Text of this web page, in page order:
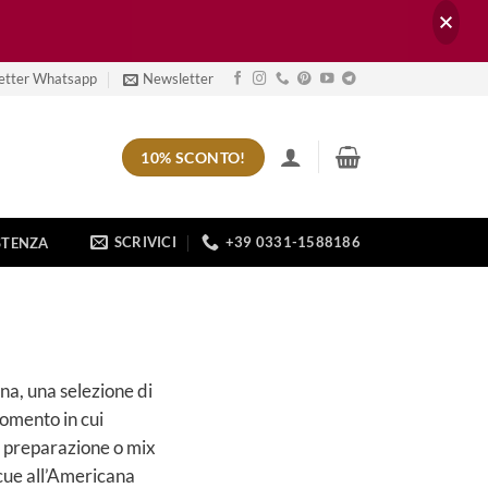
Whatsapp Newsletter
10% SCONTO!
SCRIVICI +39 0331-1588186
una selezione di
in cui
o mix
all’Americana